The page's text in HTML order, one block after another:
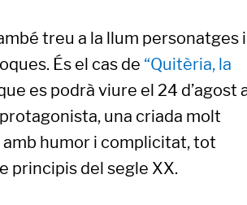
treu a la llum personatges i
És el cas de “Quitèria, la
es podrà viure el 24 d’agost
una criada molt
amb humor i complicitat, tot
principis del segle XX.